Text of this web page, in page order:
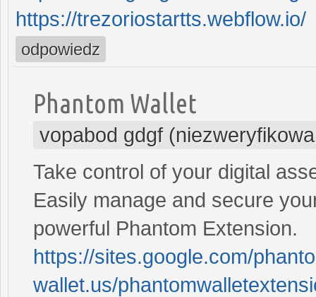
https://trezoriostartts.webflow.io/
odpowiedz
Phantom Wallet
vopabod gdgf
Take control of your digital
Easily manage and secure
powerful Phantom Extension.
https://sites.google.com/
wallet.us/